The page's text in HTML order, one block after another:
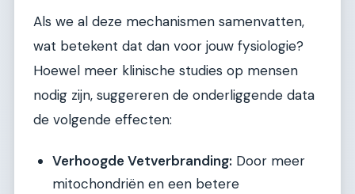
Als we al deze mechanismen samenvatten,
wat betekent dat dan voor jouw fysiologie?
Hoewel meer klinische studies op mensen
nodig zijn, suggereren de onderliggende data
de volgende effecten:
Verhoogde Vetverbranding: Door meer
mitochondriën en een betere